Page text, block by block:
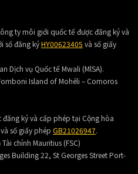
ty môi giới quốc tế được đăng ký và
số đăng kýHY00623405 và số giấy
Dịch vụ Quốc tế Mwali (MlSA).
Island of Mohéli – Comoros
ký và cấp phép tại Cộng hòa
và số giấy phép GB21026947.
chính Mauritius (FSC)
Building 22, St Georges Street Port-